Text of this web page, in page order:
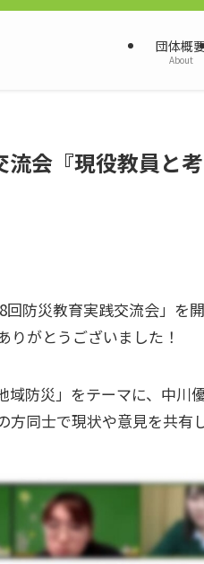
団体概
About
会『現役教員と
防災教育実践交流会」を
りがとうございました！
防災」をテーマに、中川
同士で現状や意見を共有